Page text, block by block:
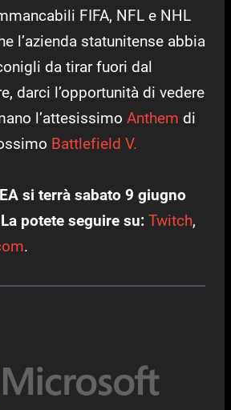
FIFA, NFL e NHL
l’azienda statunitense abbia
da tirar fuori dal
darci l’opportunità di vedere
l’attesissimo Anthem di
Battlefield V.
si terrà sabato 9 giugno
potete seguire su: Twitch,
.